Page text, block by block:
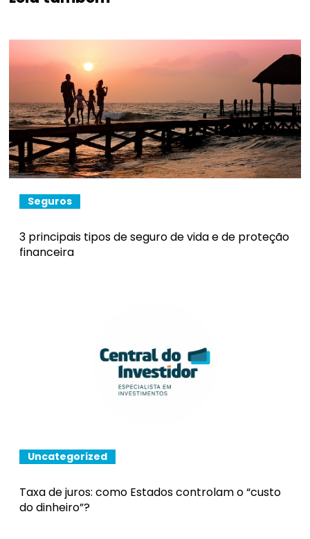
Seguros
3 principais tipos de seguro de vida e de proteção
financeira
Uncategorized
Taxa de juros: como Estados controlam o “custo
do dinheiro”?